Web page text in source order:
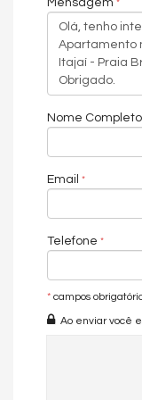
Living amplo e
Sacada gourmet
Vista mar
Mobiliado e
2 vagas de
Este é o imóvel
investimento, em
Entre em contato
Aquecimento de Água
Churrasqueira
Mensagem
Nome Completo
Email
Telefone
* campos
Ao enviar você